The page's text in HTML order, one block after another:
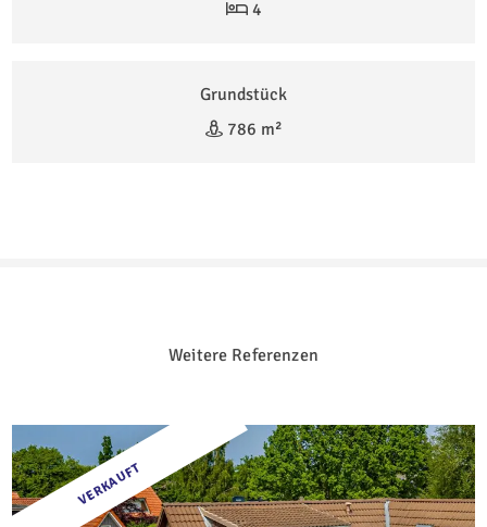
4
Grundstück
786 m²
Weitere Referenzen
VERKAUFT